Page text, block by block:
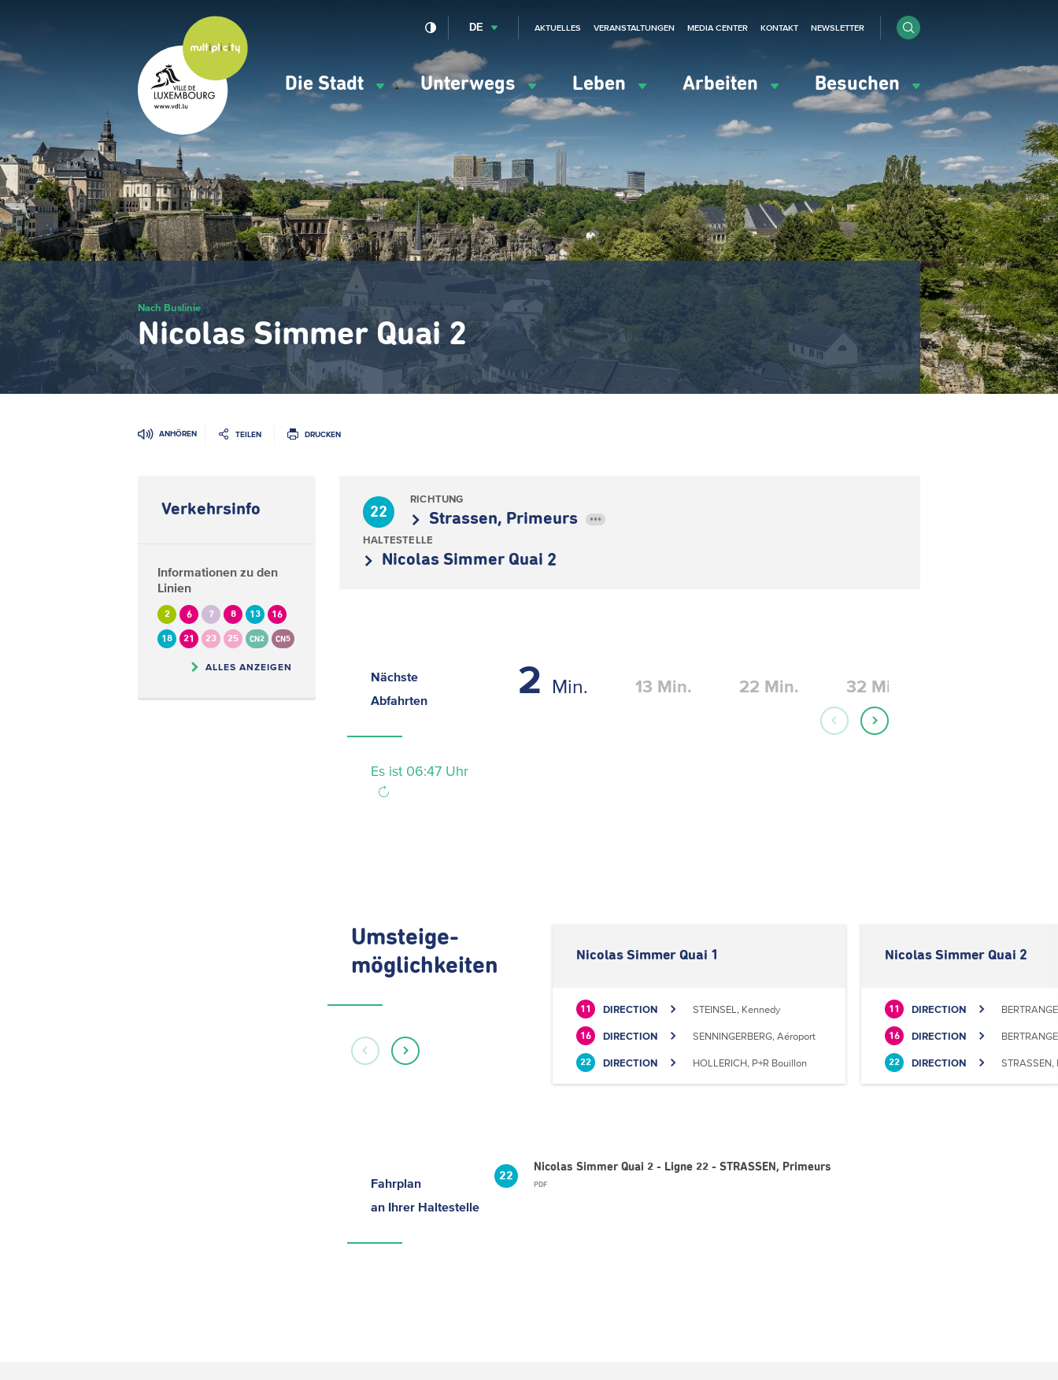
gehen
Navigation
principale
Die Stadt Unterwegs Leben Arbeiten Besuchen
DE AKTUELLES VERANSTALTUNGEN MEDIA CENTER KONTAKT NEWSLETTER
Nach Buslinie
Nicolas Simmer Quai 2
ANHÖREN TEILEN DRUCKEN
Verkehrsinfo
Informationen zu den
Linien
2 6 7 8 13 16
18 21 23 25 CN2 CN5
ALLES ANZEIGEN
22
RICHTUNG
Strassen, Primeurs •••
HALTESTELLE
Nicolas Simmer Quai 2
Nächste
Abfahrten
Es ist 06:47 Uhr
2 Min. 13 Min. 22 Min. 32 Min.
Umsteige-
möglichkeiten
Nicolas Simmer Quai 1
11 DIRECTION STEINSEL, Kennedy
16 DIRECTION SENNINGERBERG, Aéroport
22 DIRECTION HOLLERICH, P+R Bouillon
Nicolas Simmer Quai 2
11 DIRECTION
16 DIRECTION
22 DIRECTION STRASSEN,
Fahrplan
an Ihrer Haltestelle
22
Nicolas Simmer Quai 2 - Ligne 22 - STRASSEN, Primeurs
PDF